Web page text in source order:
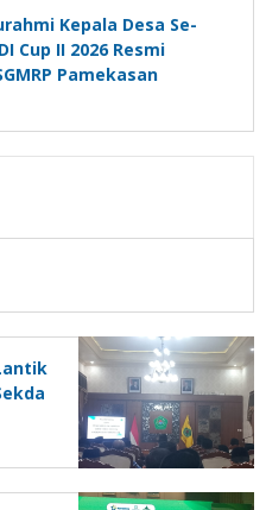
Kepala Desa Se-
Cup II 2026 Resmi
Pamekasan